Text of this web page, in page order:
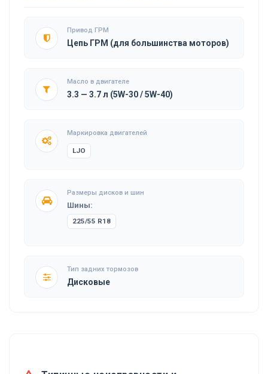
Привод ГРМ
Цепь ГРМ (для большинства моторов)
Масло в двигателе
3.3 — 3.7 л (5W-30 / 5W-40)
Маркировка двигателей
LJO
Размеры дисков и шин
Шины:
225/55 R18
Тип задних тормозов
Дисковые